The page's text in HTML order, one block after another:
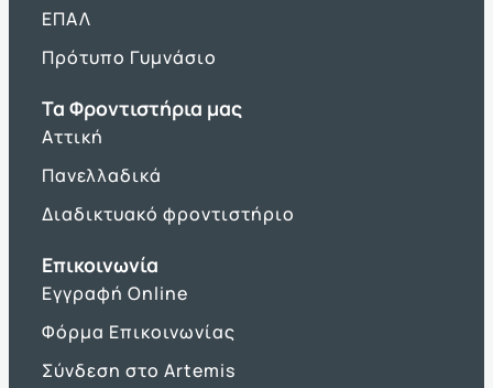
ΕΠΑΛ
Πρότυπο Γυμνάσιο
Τα Φροντιστήρια μας
Αττική
Πανελλαδικά
Διαδικτυακό φροντιστήριο
Επικοινωνία
Εγγραφή Online
Φόρμα Επικοινωνίας
Σύνδεση στο Artemis